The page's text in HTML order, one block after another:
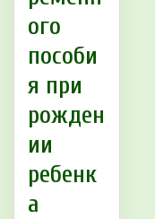
ого
пособи
я при
рожден
ии
ребенк
а